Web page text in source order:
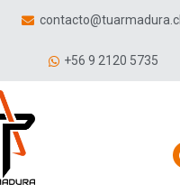
contacto@tuarmadura.cl
+56 9 2120 5735